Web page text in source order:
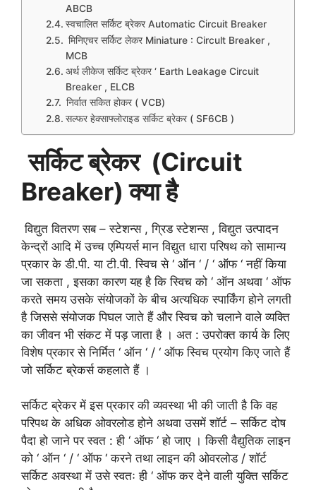
ABCB
स्वचालित सर्किट ब्रेकर Automatic Circuit Breaker
मिनिएचर सर्किट लेकर Miniature : Circult Breaker ,
MCB
अर्थ लीकेज सर्किट ब्रेकर ‘ Earth Leakage Circuit
Breaker , ELCB
निर्वात सकित होकर ( VCB)
सल्फर हेक्साफ्लोराइड सर्किट ब्रेकर ( SF6CB )
सर्किटब्रेकर(Circuit
Breaker)क्याहै
विद्युत वितरण सब – स्टेशन्स , ग्रिड स्टेशन्स , विद्युत उत्पादन
केन्द्रों आदि में उच्च एम्पियर्स मान विद्युत धारा परिषथ को सामान्य
प्रकार के डी.पी. या टी.पी. स्विच से ‘ ऑन ‘ / ‘ ऑफ ‘ नहीं किया
जा सकता , इसका कारण यह है कि स्विच को ‘ ऑन अथवा ‘ ऑफ
करते समय उसके संयोजकों के बीच अत्यधिक स्पार्किंग होने लगती
है जिससे संयोजक पिघल जाते हैं और स्विच को चलाने वाले व्यक्ति
का जीवन भी संकट में पड़ जाता है । अत : उपरोक्त कार्य के लिए
विशेष प्रकार से निर्मित ‘ ऑन ‘ / ‘ ऑफ स्विच प्रयोग किए जाते हैं
जो सर्किट ब्रेकर्स कहलाते हैं ।
सर्किट ब्रेकर में इस प्रकार की व्यवस्था भी की जाती है कि वह
परिपथ के अधिक ओवरलोड होने अथवा उसमें शॉर्ट – सर्किट दोष
पैदा हो जाने पर स्वत : ही ‘ ऑफ ‘ हो जाए । किसी वैद्युतिक लाइन
को ‘ ऑन ‘ / ‘ ऑफ ‘ करने तथा लाइन की ओवरलोड / शॉर्ट
सर्किट अवस्था में उसे स्वतः ही ‘ ऑफ कर देने वाली युक्ति सर्किट